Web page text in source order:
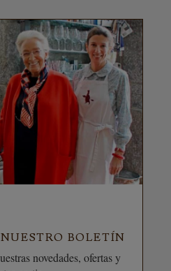
BOLETÍN
novedades, ofertas y